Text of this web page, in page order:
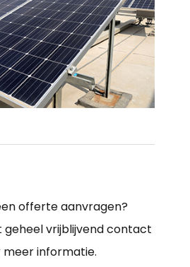
offerte aanvragen?
geheel vrijblijvend contact
informatie.